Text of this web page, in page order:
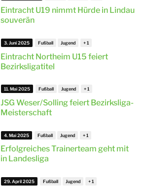
Eintracht U19 nimmt Hürde in Lindau
souverän
Eintracht Northeim U15 feiert
Bezirksligatitel
3. Juni 2025 Fußball Jugend
JSG Weser/Solling feiert Bezirksliga-
Meisterschaft
11. Mai 2025 Fußball Jugend
Erfolgreiches Trainerteam geht mit
in Landesliga
4. Mai 2025 Fußball Jugend
29. April 2025 Fußball Jugend